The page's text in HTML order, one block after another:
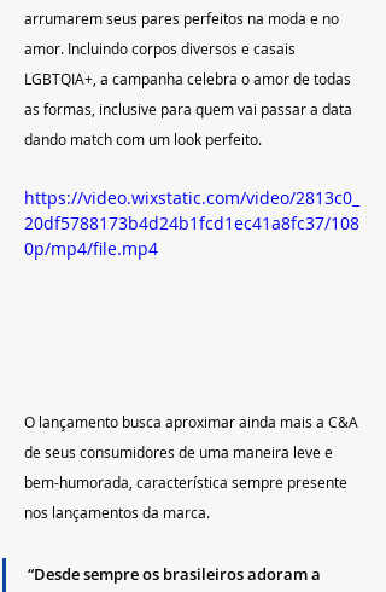
arrumarem seus pares perfeitos na moda e no
amor. Incluindo corpos diversos e casais
LGBTQIA+, a campanha celebra o amor de todas
as formas, inclusive para quem vai passar a data
dando match com um look perfeito.
https://video.wixstatic.com/video/2813c0_
20df5788173b4d24b1fcd1ec41a8fc37/108
0p/mp4/file.mp4
O lançamento busca aproximar ainda mais a C&A
de seus consumidores de uma maneira leve e
bem-humorada, característica sempre presente
nos lançamentos da marca.
“Desde sempre os brasileiros adoram a